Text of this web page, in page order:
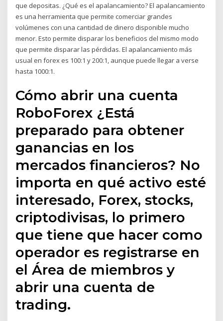
que depositas. ¿Qué es el apalancamiento? El apalancamiento
es una herramienta que permite comerciar grandes
volúmenes con una cantidad de dinero disponible mucho
menor. Esto permite disparar los beneficios del mismo modo
que permite disparar las pérdidas. El apalancamiento más
usual en forex es 100:1 y 200:1, aunque puede llegar a verse
hasta 1000:1.
Cómo abrir una cuenta
RoboForex ¿Está
preparado para obtener
ganancias en los
mercados financieros? No
importa en qué activo esté
interesado, Forex, stocks,
criptodivisas, lo primero
que tiene que hacer como
operador es registrarse en
el Área de miembros y
abrir una cuenta de
trading.